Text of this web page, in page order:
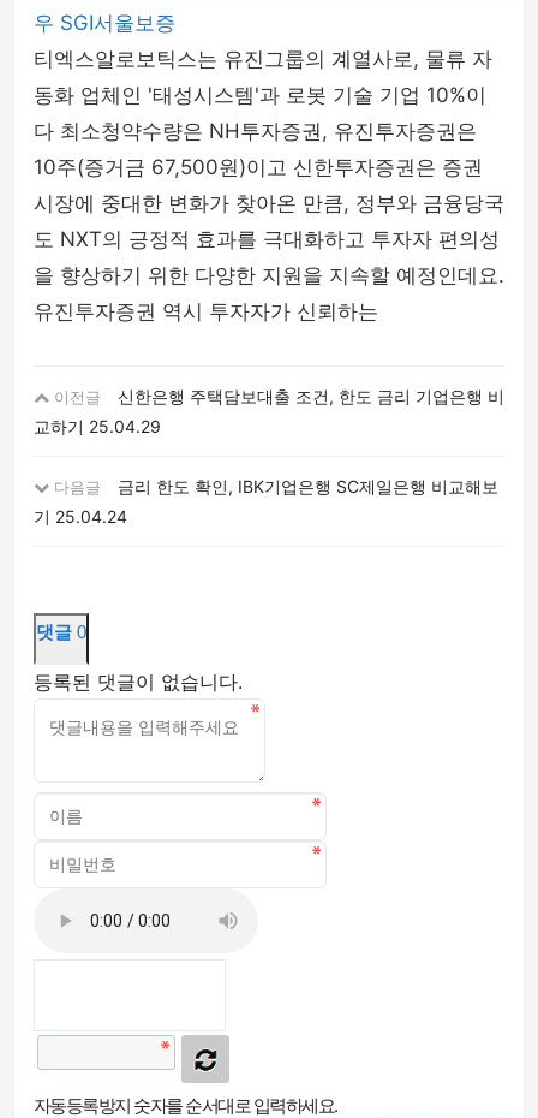
우 SGI서울보증
티엑스알로보틱스는 유진그룹의 계열사로, 물류 자
동화 업체인 '태성시스템'과 로봇 기술 기업 10%이
다 최소청약수량은 NH투자증권, 유진투자증권은
10주(증거금 67,500원)이고 신한투자증권은 증권
시장에 중대한 변화가 찾아온 만큼, 정부와 금융당국
도 NXT의 긍정적 효과를 극대화하고 투자자 편의성
을 향상하기 위한 다양한 지원을 지속할 예정인데요.
유진투자증권 역시 투자자가 신뢰하는
이전글
신한은행 주택담보대출 조건, 한도 금리 기업은행 비
교하기 25.04.29
다음글
금리 한도 확인, IBK기업은행 SC제일은행 비교해보
기 25.04.24
댓글 0
등록된 댓글이 없습니다.
자동등록방지 숫자를 순서대로 입력하세요.